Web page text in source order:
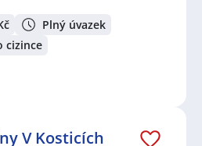
Plný úvazek
cizince
V Kosticích